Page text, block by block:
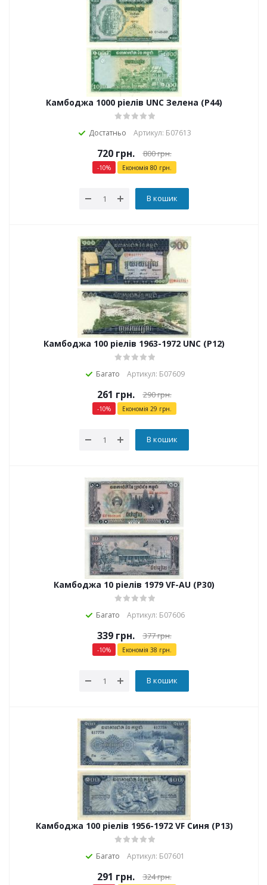
Камбоджа 1000 ріелів UNC Зелена (P44)
Достатньо Артикул: Б07613
720грн. 800грн.
-10% Економія 80 грн.
В кошик
Камбоджа 100 ріелів 1963-1972 UNC (P12)
Багато Артикул: Б07609
261 грн. 290грн.
-10% Економія 29 грн.
В кошик
Камбоджа 10 ріелів 1979 VF-AU (P30)
Багато Артикул: Б07606
339грн. 377грн.
-10% Економія 38 грн.
В кошик
Камбоджа 100 ріелів 1956-1972 VF Синя (P13)
Багато Артикул: Б07601
291 грн. 324грн.